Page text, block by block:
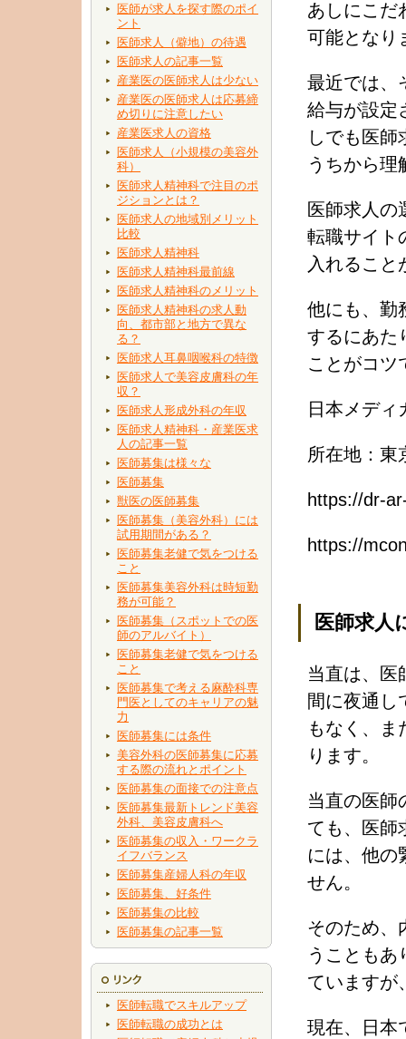
医師が求人を探す際のポイ
ント
医師求人（僻地）の待遇
医師求人の記事一覧
産業医の医師求人は少ない
産業医の医師求人は応募締
め切りに注意したい
産業医求人の資格
医師求人（小規模の美容外
科）
医師求人精神科で注目のポ
ジションとは？
医師求人の地域別メリット
比較
医師求人精神科
医師求人精神科最前線
医師求人精神科のメリット
医師求人精神科の求人動
向、都市部と地方で異な
る？
医師求人耳鼻咽喉科の特徴
医師求人で美容皮膚科の年
収？
医師求人形成外科の年収
医師求人精神科・産業医求
人の記事一覧
医師募集は様々な
医師募集
獣医の医師募集
医師募集（美容外科）には
試用期間がある？
医師募集老健で気をつける
こと
医師募集美容外科は時短勤
務が可能？
医師募集（スポットでの医
師のアルバイト）
医師募集老健で気をつける
こと
医師募集で考える麻酔科専
門医としてのキャリアの魅
力
医師募集には条件
美容外科の医師募集に応募
する際の流れとポイント
医師募集の面接での注意点
医師募集最新トレンド美容
外科、美容皮膚科へ
医師募集の収入・ワークラ
イフバランス
医師募集産婦人科の年収
医師募集、好条件
医師募集の比較
医師募集の記事一覧
医師転職でスキルアップ
医師転職の成功とは
あしにこだ
可能となり
最近では、
給与が設定
しでも医
うちから理
医師求人の
転職サイト
入れること
他にも、勤
するにあた
ことがコツ
日本メディ
所在地：東
https://dr-
https://
医師求人
当直は、医
間に夜通し
もなく、ま
ります。
当直の医師
ても、医師
には、他の
せん。
そのため、
うこともあ
ていますが
現在、日本